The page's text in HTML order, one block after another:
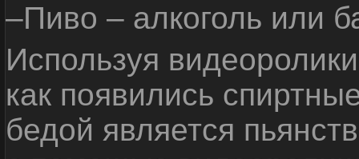
–Пиво – алкоголь или
Используя
как появились
бедой является